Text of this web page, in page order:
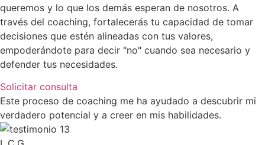
queremos y lo que los demás esperan de nosotros. A
través del coaching, fortalecerás tu capacidad de tomar
decisiones que estén alineadas con tus valores,
empoderándote para decir "no" cuando sea necesario y
defender tus necesidades.
Solicitar consulta
Este proceso de coaching me ha ayudado a descubrir mi
verdadero potencial y a creer en mis habilidades.